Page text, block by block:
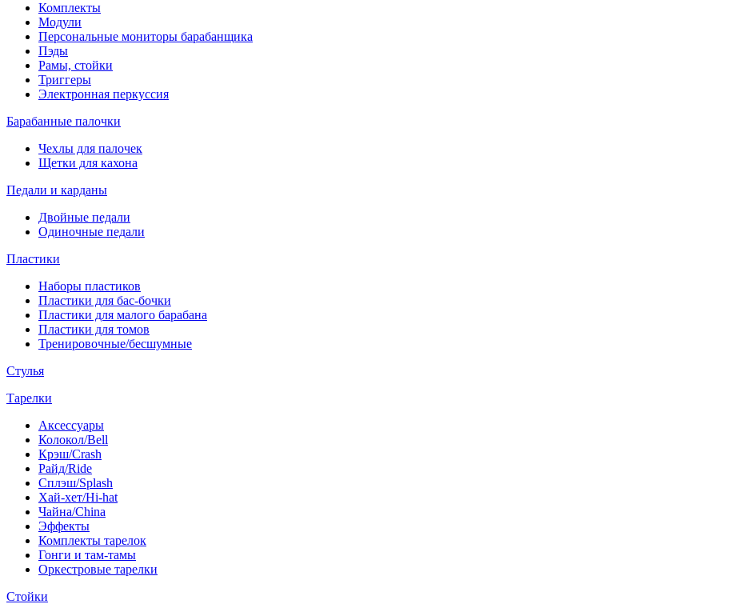
Комплекты
Модули
Персональные мониторы барабанщика
Пэды
Рамы, стойки
Триггеры
Электронная перкуссия
Барабанные палочки
Чехлы для палочек
Щетки для кахона
Педали и карданы
Двойные педали
Одиночные педали
Пластики
Наборы пластиков
Пластики для бас-бочки
Пластики для малого барабана
Пластики для томов
Тренировочные/бесшумные
Стулья
Тарелки
Аксессуары
Колокол/Bell
Крэш/Crash
Райд/Ride
Сплэш/Splash
Хай-хет/Hi-hat
Чайна/China
Эффекты
Комплекты тарелок
Гонги и там-тамы
Оркестровые тарелки
Стойки